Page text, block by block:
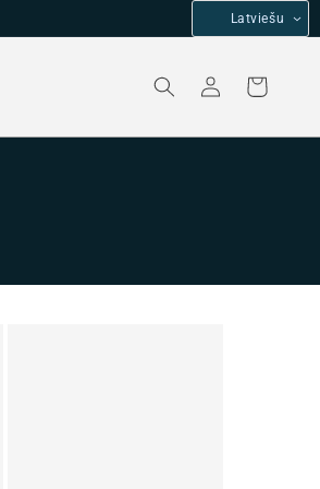
PieslēgtiesGrozs
Latviešu